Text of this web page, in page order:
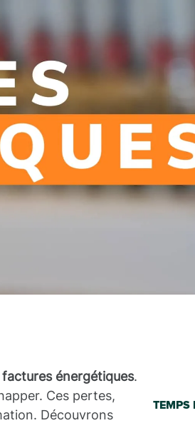
énergétiques.
Ces pertes,
Découvrons
TEMPS